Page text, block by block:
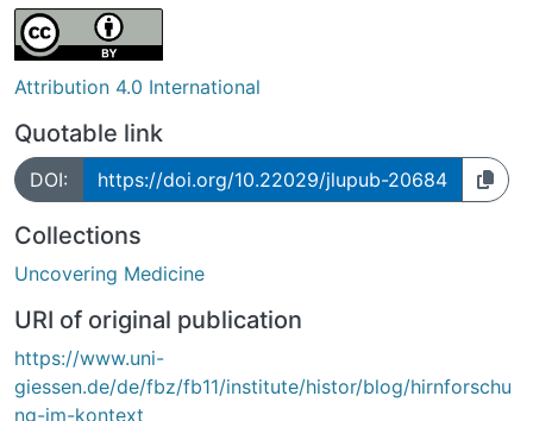
Attribution 4.0 International
Quotable link
DOI: https://doi.org/10.22029/jlupub-20684
Collections
Uncovering Medicine
URI of original publication
https://www.uni-
giessen.de/de/fbz/fb11/institute/histor/blog/hirnforschu
ng-im-kontext